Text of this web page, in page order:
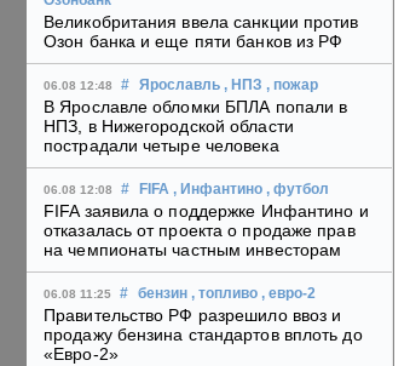
Великобритания ввела санкции против
Озон банка и еще пяти банков из РФ
06.08 12:48 # Ярославль , НПЗ , пожар
В Ярославле обломки БПЛА попали в
НПЗ, в Нижегородской области
пострадали четыре человека
06.08 12:08 # FIFA , Инфантино , футбол
FIFA заявила о поддержке Инфантино и
отказалась от проекта о продаже прав
на чемпионаты частным инвесторам
06.08 11:25 # бензин , топливо , евро-2
Правительство РФ разрешило ввоз и
продажу бензина стандартов вплоть до
«Евро-2»